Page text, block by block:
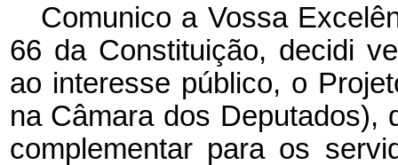
Comunico a Vossa
66 da Constituição, decidi
ao interesse público, o
na Câmara dos Deputados),
complementar para os